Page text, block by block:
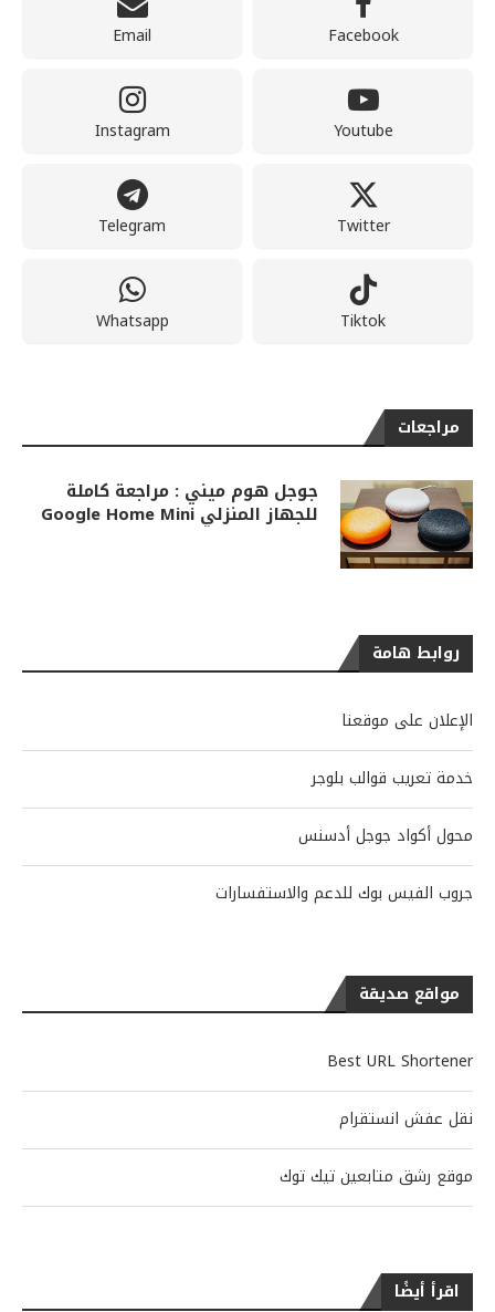
Facebook
Email
Youtube
Instagram
Twitter
Telegram
Tiktok
Whatsapp
مراجعات
جوجل هوم ميني : مراجعة كاملة
للجهاز المنزلي Google Home Mini
روابط هامة
الإعلان على موقعنا
خدمة تعريب قوالب بلوجر
محول أكواد جوجل أدسنس
جروب الفيس بوك للدعم والاستفسارات
مواقع صديقة
Best URL Shortener
نقل عفش انستقرام
موقع رشق متابعين تيك توك
اقرأ أيضًا